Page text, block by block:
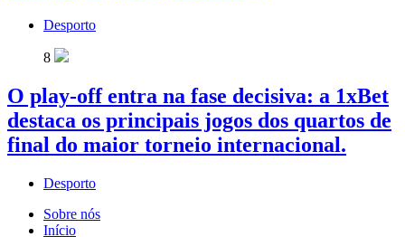
Desporto
8
O play-off entra na fase decisiva: a 1xBet
destaca os principais jogos dos quartos de
final do maior torneio internacional.
Desporto
Sobre nós
Início